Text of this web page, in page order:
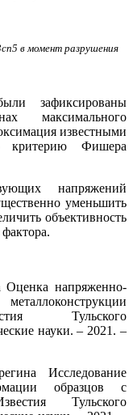
в момент разрушения
зафиксированы
максимального
известными
критерию Фишера
напряжений
уменьшить
объективность
напряженно-
Тульского
науки. – 2021. –
Исследование
образцов с
Тульского